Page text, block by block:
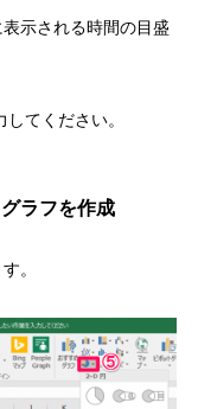
示される時間の目盛
てください。
ラフを作成
。